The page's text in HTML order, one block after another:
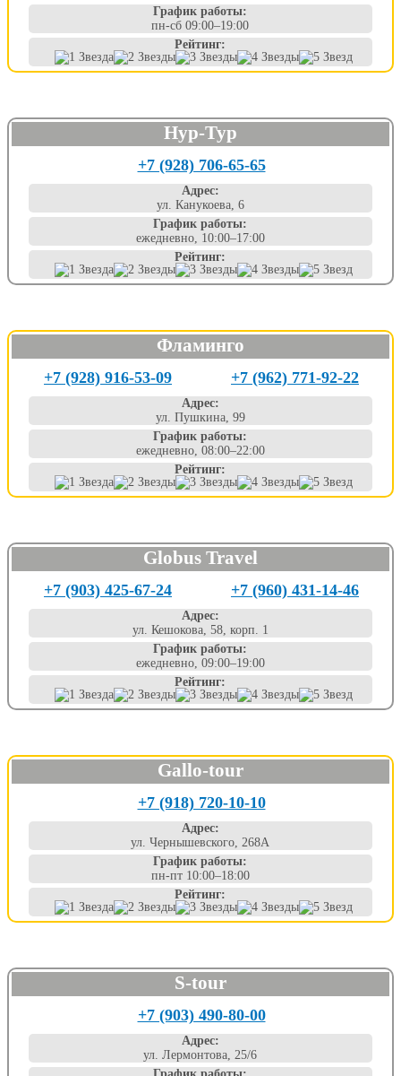
График работы:
пн-сб 09:00–19:00
Рейтинг:
Нур-Тур
+7 (928) 706-65-65
Адрес:
ул. Канукоева, 6
График работы:
ежедневно, 10:00–17:00
Рейтинг:
Фламинго
+7 (928) 916-53-09 +7 (962) 771-92-22
Адрес:
ул. Пушкина, 99
График работы:
ежедневно, 08:00–22:00
Рейтинг:
Globus Travel
+7 (903) 425-67-24 +7 (960) 431-14-46
Адрес:
ул. Кешокова, 58, корп. 1
График работы:
ежедневно, 09:00–19:00
Рейтинг:
Gallo-tour
+7 (918) 720-10-10
Адрес:
ул. Чернышевского, 268А
График работы:
пн-пт 10:00–18:00
Рейтинг:
S-tour
+7 (903) 490-80-00
Адрес:
ул. Лермонтова, 25/6